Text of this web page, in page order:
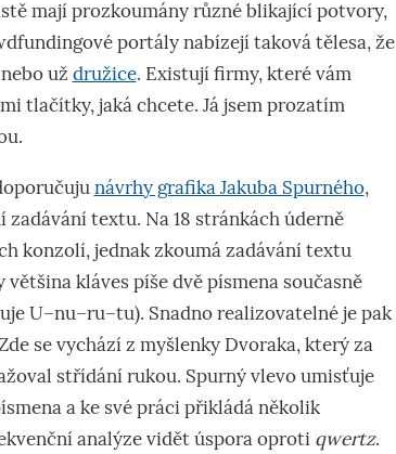
mají prozkoumány různé blikající potvory,
portály nabízejí taková tělesa, že
už družice. Existují firmy, které vám
tlačítky, jaká chcete. Já jsem prozatím
návrhy grafika Jakuba Spurného,
textu. Na 18 stránkách úderně
konzolí, jednak zkoumá zadávání textu
většina kláves píše dvě písmena současně
U–nu–ru–tu). Snadno realizovatelné je pak
se vychází z myšlenky Dvoraka, který za
střídání rukou. Spurný vlevo umisťuje
a ke své práci přikládá několik
analýze vidět úspora oproti qwertz.